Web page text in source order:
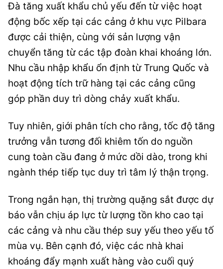
Đà tăng xuất khẩu chủ yếu đến từ việc hoạt
động bốc xếp tại các cảng ở khu vực Pilbara
được cải thiện, cùng với sản lượng vận
chuyển tăng từ các tập đoàn khai khoáng lớn.
Nhu cầu nhập khẩu ổn định từ Trung Quốc và
hoạt động tích trữ hàng tại các cảng cũng
góp phần duy trì dòng chảy xuất khẩu.
Tuy nhiên, giới phân tích cho rằng, tốc độ tăng
trưởng vẫn tương đối khiêm tốn do nguồn
cung toàn cầu đang ở mức dồi dào, trong khi
ngành thép tiếp tục duy trì tâm lý thận trọng.
Trong ngắn hạn, thị trường quặng sắt được dự
báo vẫn chịu áp lực từ lượng tồn kho cao tại
các cảng và nhu cầu thép suy yếu theo yếu tố
mùa vụ. Bên cạnh đó, việc các nhà khai
khoáng đẩy mạnh xuất hàng vào cuối quý